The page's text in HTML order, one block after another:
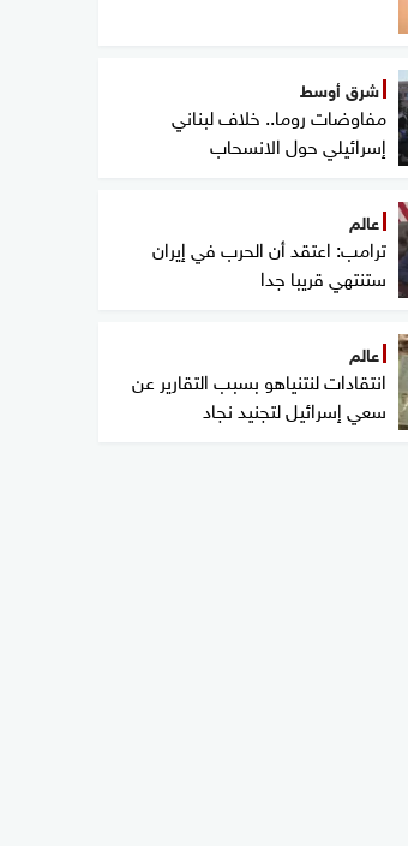
شرق أوسط
مفاوضات روما.. خلاف لبناني
إسرائيلي حول الانسحاب
عالم
ترامب: اعتقد أن الحرب في إيران
ستنتهي قريبا جدا
عالم
انتقادات لنتنياهو بسبب التقارير عن
سعي إسرائيل لتجنيد نجاد